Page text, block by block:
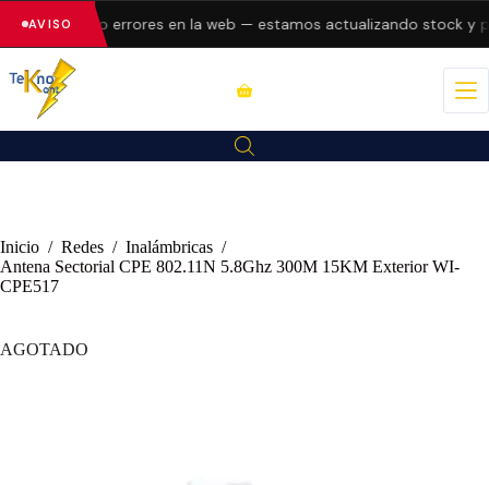
AVISO
presentando errores en la web — estamos actualizando stock y
Inicio / Redes / Inalámbricas /
Antena Sectorial CPE 802.11N 5.8Ghz 300M 15KM Exterior WI-
CPE517
AGOTADO